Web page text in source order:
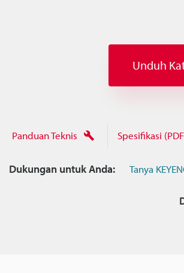
Unduh
Panduan Teknis Spesifikasi
Dukungan untuk Anda: Tanya